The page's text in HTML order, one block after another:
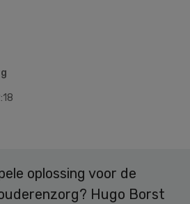
oplossing voor de
Hugo Borst